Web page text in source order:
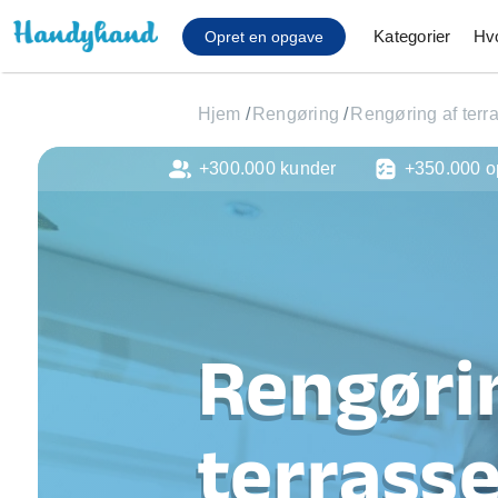
Opret en opgave Kategorier
Affaldsfjernelse
Gulvlaminering
Hårde hvidevare
Hjælp til mobil, pc,
Installation af ildsted
Møbelsamling og
Ophængning af
Hjem / Rengøring / Rengøring af
+300.000 kunder +350.000